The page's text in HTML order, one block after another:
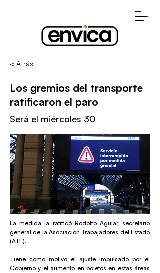
< Atrás
Los gremios del transporte
ratificaron el paro
Será el miércoles 30
La medida la ratificó Rodolfo Aguiar, secretario
general de la Asociación Trabajadores del Estado
(ATE).
Tiene como motivo el ajuste impulsado por el
Gobierno y el aumento en boletos en estas áreas